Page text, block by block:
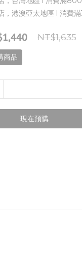
，港澳亞太地區 l 消費
NT$1,635
商品
現在預購